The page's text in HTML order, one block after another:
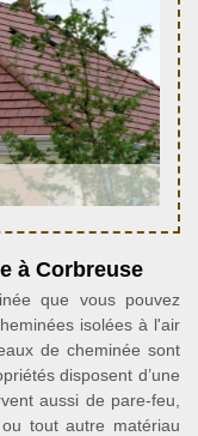
à Corbreuse
que vous pouvez
isolées à l'air
de cheminée sont
disposent d’une
aussi de pare-feu,
tout autre matériau